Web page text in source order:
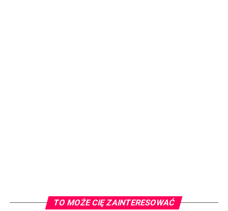
TO MOŻE CIĘ ZAINTERESOWAĆ